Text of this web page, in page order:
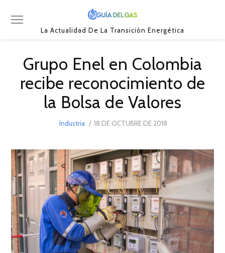
La Actualidad De La Transición Energética
Grupo Enel en Colombia
recibe reconocimiento de
la Bolsa de Valores
Industria
POSTED
18 DE OCTUBRE DE 2018